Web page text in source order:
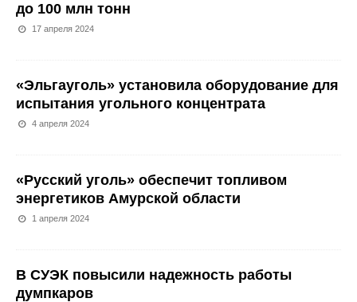
до 100 млн тонн
17 апреля 2024
«Эльгауголь» установила оборудование для
испытания угольного концентрата
4 апреля 2024
«Русский уголь» обеспечит топливом
энергетиков Амурской области
1 апреля 2024
В СУЭК повысили надежность работы
думпкаров